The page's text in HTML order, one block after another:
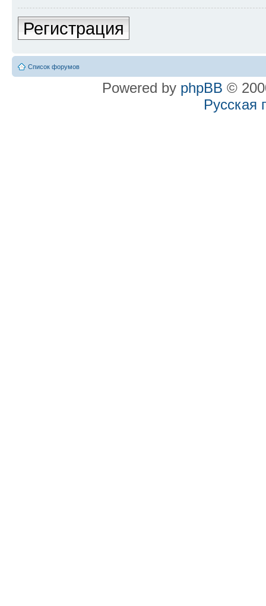
Регистрация
Список форумов
Powered by phpBB ©
Русская